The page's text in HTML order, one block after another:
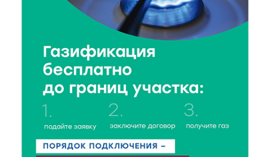
7 Авг 2026 18:02 345
В Нило-Столобенской пустыни началась
реставрация фасада исторической
Крестовоздвиженской церкви
7 Авг 2026 18:01 232
День арбуза отметили ребята в Андреапольском
Доме культуры